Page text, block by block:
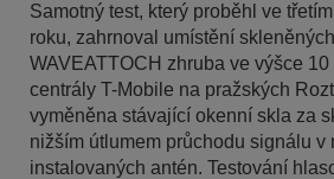
Samotný test, který proběhl ve
roku, zahrnoval umístění
WAVEATTOCH zhruba ve výšce 10
centrály T-Mobile na pražských
vyměněna stávající okenní skla za
nižším útlumem průchodu signálu v
instalovaných antén. Testování